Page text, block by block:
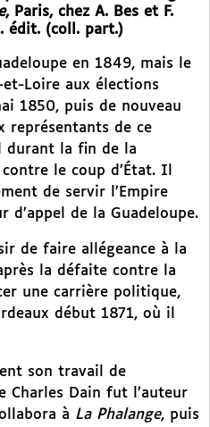
, Paris, chez A. Bes et F.
édit. (coll. part.)
en 1849, mais le
Loire aux élections
1850, puis de nouveau
représentants de ce
durant la fin de la
le coup d’État. Il
de servir l’Empire
d’appel de la Guadeloupe.
de faire allégeance à la
la défaite contre la
une carrière politique,
début 1871, où il
son travail de
Charles Dain fut l’auteur
à La Phalange, puis